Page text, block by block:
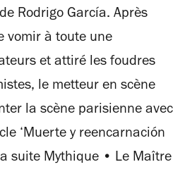
Rodrigo García. Après
vomir à toute une
et attiré les foudres
le metteur en scène
la scène parisienne avec
‘Muerte y reencarnación
suite Mythique • Le Maître